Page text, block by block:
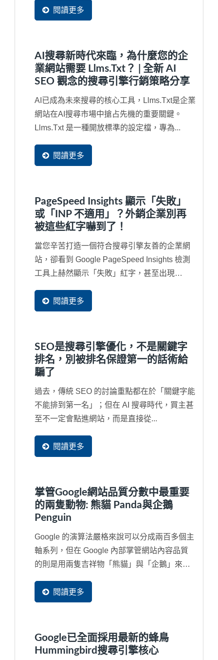
閱讀更多
AI搜尋新時代來臨，為什麼您的企
業網站需要 Llms.txt？ | 全新 AI
SEO 觀念的搜尋引擎行銷策略分享
AI已成為未來搜尋的核心工具，llms.txt是企業
網站在AI搜尋市場中搶占先機的重要關鍵。
Llms.txt 是一種開放標準的設定檔，專為...
閱讀更多
PageSpeed Insights 顯示「失敗」
或「INP 不適用」？外銷企業別再
被這些紅字嚇到了！
當您辛苦打造一個符合搜尋引擎友善的企業網
站，卻看到 Google PageSpeed Insights 檢測
工具上赫然顯示「失敗」紅字，甚至出現
閱讀更多
SEO是搜尋引擎優化，不是關鍵字
排名，別被排名保證第一的話術給
騙了
過去，傳統 SEO 的討論重點都在於「關鍵字能
不能排到第一名」；但在 AI 搜尋時代，買主甚
至不一定會點進網站，而是直接從...
閱讀更多
掌管Google網站品質分數中最重要
的兩隻動物: 熊貓 Panda與企鵝
Penguin
Google 的演算法嚴格來說可以分成兩百多個主
軸系列，但在 Google 內部掌管網站內容品質
的則是用兩隻吉祥物「熊貓」與「企鵝」來代
閱讀更多
Google已全面採用最新的蜂鳥
Hummingbird搜尋引擎核心